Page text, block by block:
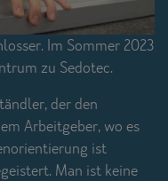
Im Sommer 2023
zu Sedotec.
der den
Arbeitgeber, wo es
ist
Man ist keine